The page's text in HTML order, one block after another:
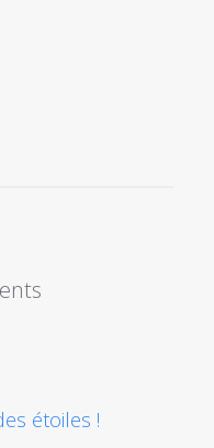
étoiles !